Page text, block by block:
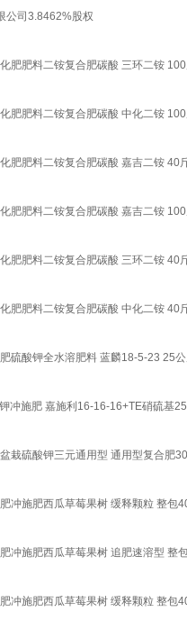
公司3.8462%股权
肥肥料二铵复合肥碳酸 三环二铵
肥肥料二铵复合肥碳酸 中化二铵
肥肥料二铵复合肥碳酸 嘉吉二铵 40
肥肥料二铵复合肥碳酸 嘉吉二铵
肥肥料二铵复合肥碳酸 三环二铵 40
肥肥料二铵复合肥碳酸 中化二铵 40
硫酸钾全水溶肥料 蓝麟18-5-23 25
冲施肥 嘉施利16-16-16+TE硝硫基
栽硫酸钾三元通用型 通用型复合肥
冲施肥西瓜草莓果树 缓释颗粒 整包
冲施肥西瓜草莓果树 追肥速溶型 整
冲施肥西瓜草莓果树 缓释颗粒 整包